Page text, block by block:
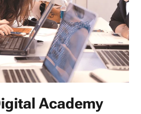
Academy